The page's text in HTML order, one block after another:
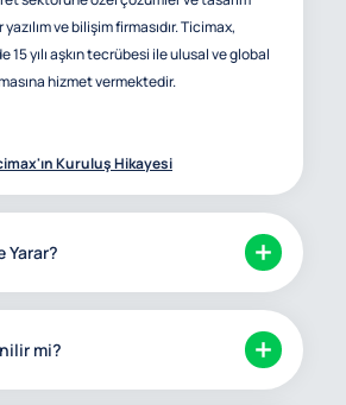
ve bilişim firmasıdır. Ticimax,
yılı aşkın tecrübesi ile ulusal ve global
hizmet vermektedir.
Kuruluş Hikayesi
Yarar?
mi?